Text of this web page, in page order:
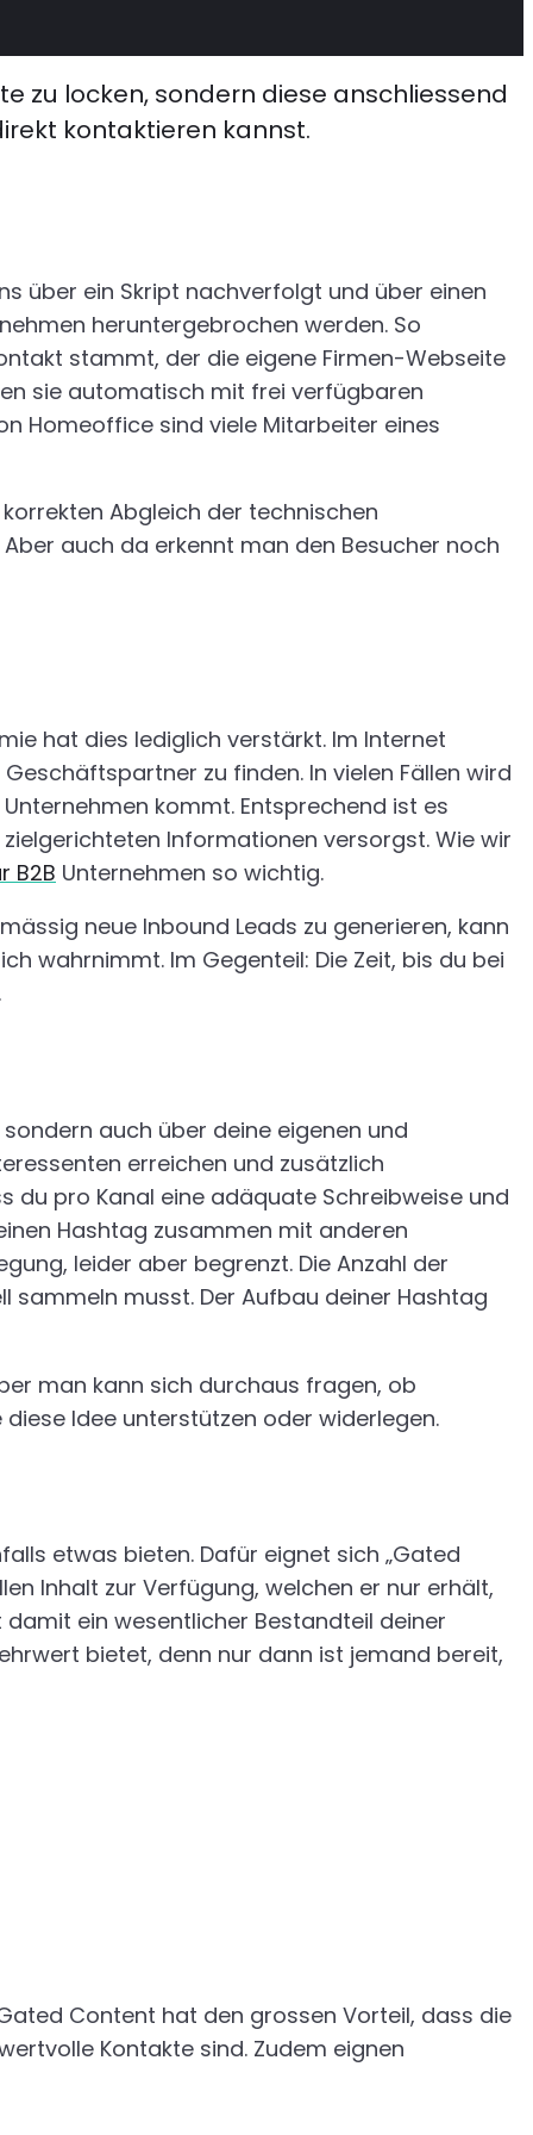
zu locken, sondern diese anschliessend
kontaktieren kannst.
über ein Skript nachverfolgt und über einen
heruntergebrochen werden. So
stammt, der die eigene Firmen-Webseite
sie automatisch mit frei verfügbaren
Homeoffice sind viele Mitarbeiter eines
Abgleich der technischen
auch da erkennt man den Besucher noch
hat dies lediglich verstärkt. Im Internet
zu finden. In vielen Fällen wird
kommt. Entsprechend ist es
Informationen versorgst. Wie wir
B2B Unternehmen so wichtig.
neue Inbound Leads zu generieren, kann
wahrnimmt. Im Gegenteil: Die Zeit, bis du bei
auch über deine eigenen und
erreichen und zusätzlich
pro Kanal eine adäquate Schreibweise und
Hashtag zusammen mit anderen
leider aber begrenzt. Die Anzahl der
musst. Der Aufbau deiner Hashtag
man kann sich durchaus fragen, ob
Idee unterstützen oder widerlegen.
etwas bieten. Dafür eignet sich „Gated
Inhalt zur Verfügung, welchen er nur erhält,
ein wesentlicher Bestandteil deiner
bietet, denn nur dann ist jemand bereit,
Content hat den grossen Vorteil, dass die
Kontakte sind. Zudem eignen